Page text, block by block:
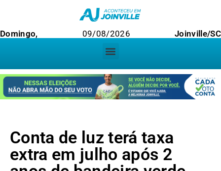
Domingo, 09/08/2026 Joinville/SC
Conta de luz terá taxa
extra em julho após 2